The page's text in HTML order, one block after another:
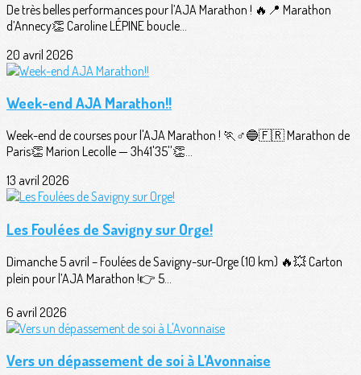
De très belles performances pour l’AJA Marathon ! 🔥📍 Marathon
d’Annecy👏 Caroline LÉPINE boucle...
20 avril 2026
Week-end AJA Marathon!!
Week-end de courses pour l'AJA Marathon ! 🏃♂️🔵🇫🇷 Marathon de
Paris👏 Marion Lecolle — 3h41'35''👏...
13 avril 2026
Les Foulées de Savigny sur Orge!
Dimanche 5 avril – Foulées de Savigny-sur-Orge (10 km) 🔥💥 Carton
plein pour l’AJA Marathon !👉 5...
6 avril 2026
Vers un dépassement de soi à L'Avonnaise